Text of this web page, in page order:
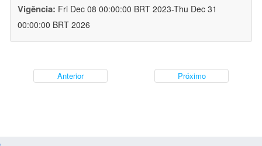
Vigência: Fri Dec 08 00:00:00 BRT 2023-Thu Dec 31
00:00:00 BRT 2026
Anterior Próximo